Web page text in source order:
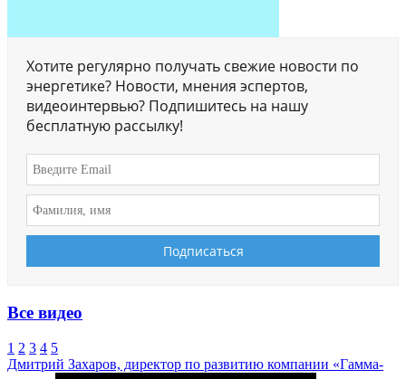
Хотите регулярно получать свежие новости по
энергетике? Новости, мнения эспертов,
видеоинтервью? Подпишитесь на нашу
бесплатную рассылку!
Все видео
1 2 3 4 5
Дмитрий Захаров, директор по развитию компании «Гамма-